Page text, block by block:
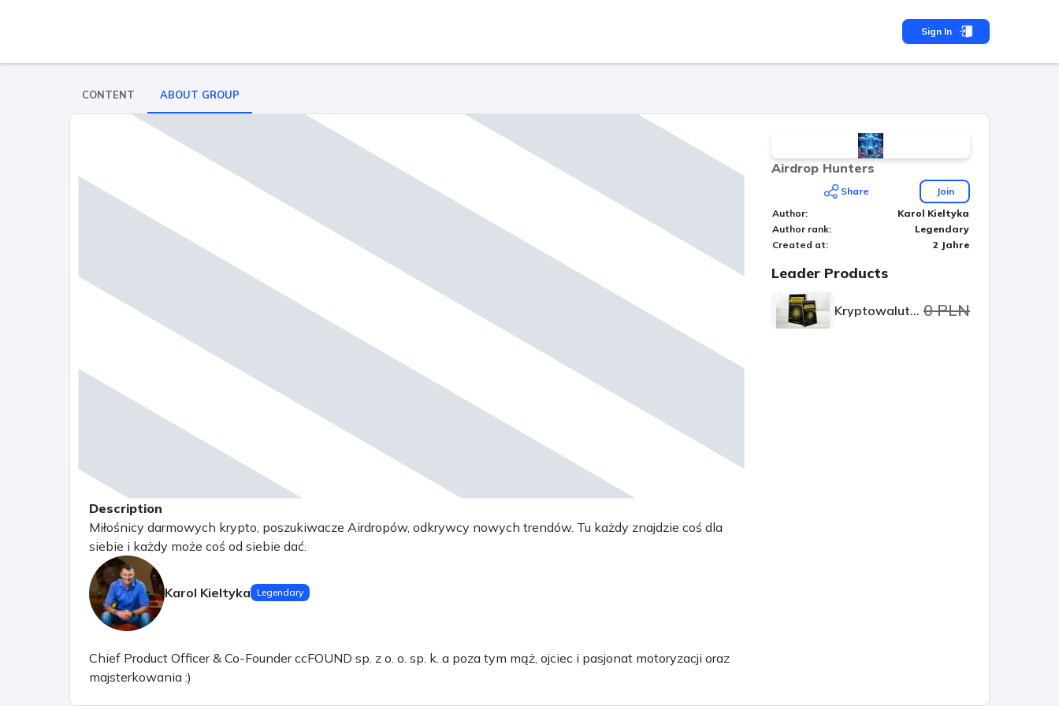
Sign In
CONTENT ABOUT GROUP
Description
Miłośnicy darmowych krypto, poszukiwacze Airdropów, odkrywcy nowych trendów. Tu każdy znajdzie coś dla
siebie i każdy może coś od siebie dać.
Karol Kieltyka Legendary
Chief Product Officer & Co-Founder ccFOUND sp. z o. o. sp. k. a poza tym mąż, ojciec i pasjonat motoryzacji oraz
majsterkowania :)
Airdrop Hunters
Share
Join
Author:
Karol Kieltyka
Author rank:
Legendary
Created at: 2 Jahre
Leader Products
Kryptowaluty dla początkujących 0 PLN